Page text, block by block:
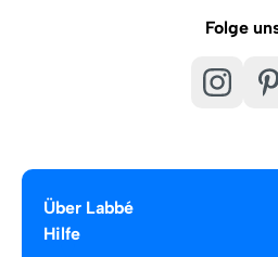
Folge
Über Labbé
Hilfe